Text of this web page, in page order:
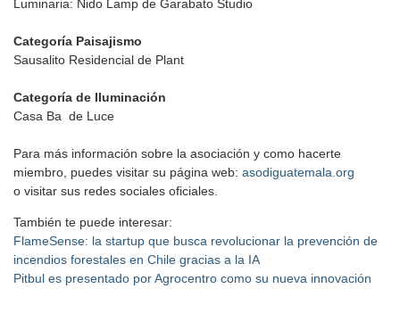
Luminaria: Nido Lamp de Garabato Studio
Categoría Paisajismo
Sausalito Residencial de Plant
Categoría de Iluminación
Casa Ba de Luce
Para más información sobre la asociación y como hacerte
miembro, puedes visitar su página web: asodiguatemala.org
o visitar sus redes sociales oficiales.
También te puede interesar:
FlameSense: la startup que busca revolucionar la prevención de
incendios forestales en Chile gracias a la IA
Pitbul es presentado por Agrocentro como su nueva innovación